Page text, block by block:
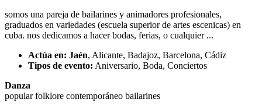
somos una pareja de bailarines y animadores profesionales,
graduados en variedades (escuela superior de artes escenicas) en
cuba. nos dedicamos a hacer bodas, ferias, o cualquier ...
Actúa en: Jaén, Alicante, Badajoz, Barcelona, Cádiz
Tipos de evento: Aniversario, Boda, Conciertos
Danza
popular folklore contemporáneo bailarines